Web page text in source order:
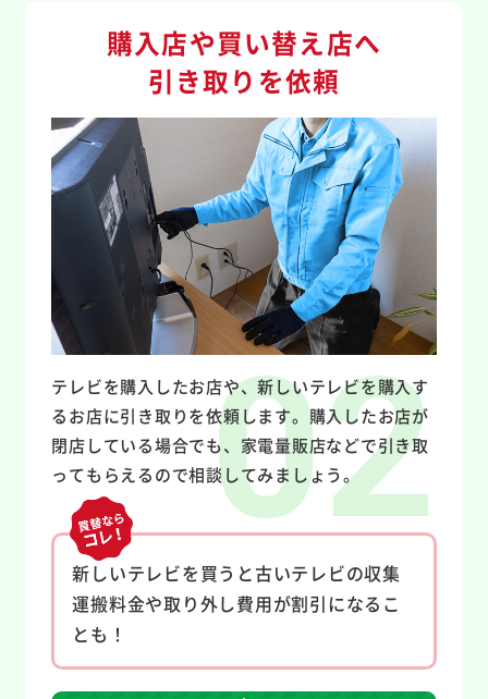
（株）
草加営業所
埼玉県草加市柿木町
216番2
（株）ナガオ
リサイクルセンター
埼玉県所沢市大字新郷
200番1
西濃運輸（株）
本庄支店
埼玉県本庄市大字鵜森
字富士166-1
（株）信光物流
新三郷DC
埼玉県三郷市仁蔵194-
1
購入店や買い替え店へ
引き取りを依頼
テレビを購入したお店や、新しいテレビを購入す
るお店に引き取りを依頼します。購入したお店が
閉店している場合でも、家電量販店などで引き取
ってもらえるので相談してみましょう。
新しいテレビを買うと古いテレビの収集
運搬料金や取り外し費用が割引になるこ
とも！